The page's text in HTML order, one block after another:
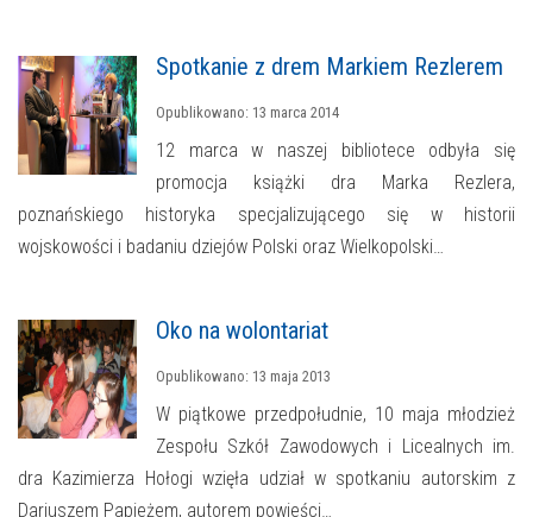
Spotkanie z drem Markiem Rezlerem
Opublikowano: 13 marca 2014
12 marca w naszej bibliotece odbyła się
promocja książki dra Marka Rezlera,
poznańskiego historyka specjalizującego się w historii
wojskowości i badaniu dziejów Polski oraz Wielkopolski…
Oko na wolontariat
Opublikowano: 13 maja 2013
W piątkowe przedpołudnie, 10 maja młodzież
Zespołu Szkół Zawodowych i Licealnych im.
dra Kazimierza Hołogi wzięła udział w spotkaniu autorskim z
Dariuszem Papieżem, autorem powieści…